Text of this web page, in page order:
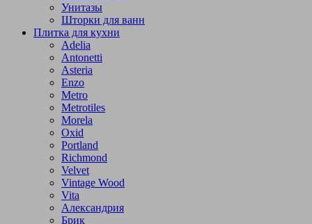
Унитазы
Шторки для ванн
Плитка для кухни
Adelia
Antonetti
Asteria
Enzo
Metro
Metrotiles
Morela
Oxid
Portland
Richmond
Velvet
Vintage Wood
Vita
Александрия
Брик